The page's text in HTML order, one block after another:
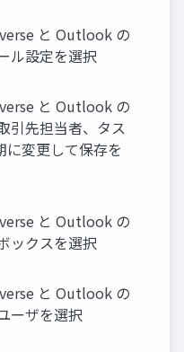
と Outlook の
ル設定を選択
と Outlook の
引先担当者、タス
に変更して保存を
と Outlook の
ックスを選択
と Outlook の
ーザを選択